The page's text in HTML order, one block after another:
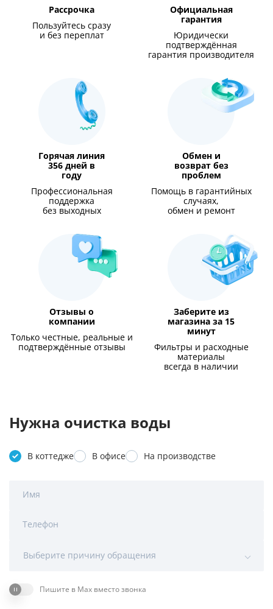
Рассрочка
Пользуйтесь сразу
и без переплат
Официальная
гарантия
Юридически
подтверждённая
гарантия производителя
Горячая линия
356 дней в
году
Профессиональная
поддержка
без выходных
Обмен и
возврат без
проблем
Помощь в гарантийных
случаях,
обмен и ремонт
Отзывы о
компании
Только честные, реальные и
подтверждённые отзывы
Заберите из
магазина за 15
минут
Фильтры и расходные
материалы
всегда в наличии
Нужна очистка воды
В коттедже В офисе На производстве
Имя
Телефон
Выберите причину обращения
Пишите в Max вместо звонка